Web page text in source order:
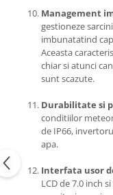
Management
gestioneze
imbunatatind
Aceasta
chiar si atunci
sunt scazute.
Durabilitate si
conditiilor
de IP66,
apa.
Interfata usor
LCD de 7.0 inch